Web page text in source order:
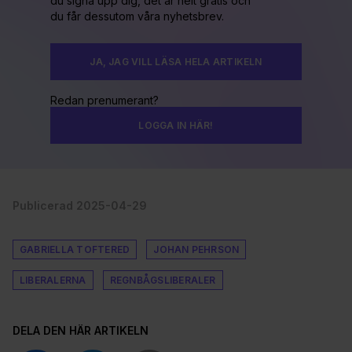
du får dessutom våra nyhetsbrev.
JA, JAG VILL LÄSA HELA ARTIKELN
Redan prenumerant?
LOGGA IN HÄR!
Publicerad 2025-04-29
GABRIELLA TOFTERED JOHAN PEHRSON
LIBERALERNA REGNBÅGSLIBERALER
DELA DEN HÄR ARTIKELN